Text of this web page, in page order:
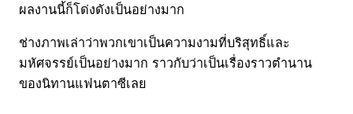
ผลงานนี้ก็โด่งดังเป็นอย่างมาก
ช่างภาพเล่าว่าพวกเขาเป็นความงามที่บริสุทธิ์และ
มหัศจรรย์เป็นอย่างมาก ราวกับว่าเป็นเรื่องราวตำนาน
ของนิทานแฟนตาซีเลย